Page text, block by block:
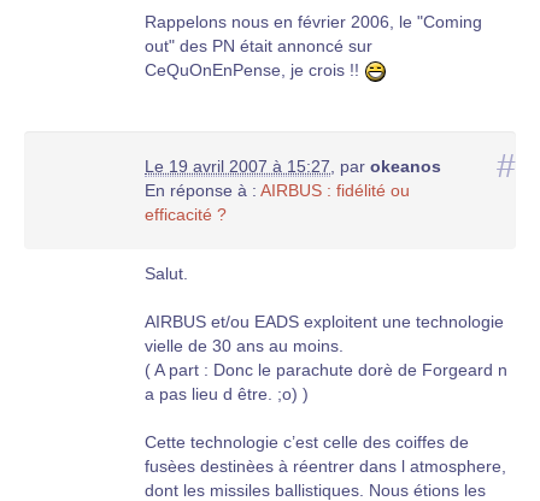
Rappelons nous en février 2006, le "Coming
out" des PN était annoncé sur
CeQuOnEnPense, je crois !!
#
Le 19 avril 2007 à 15:27 par okeanos
En réponse à : AIRBUS : fidélité ou
efficacité ?
Salut.
AIRBUS et/ou EADS exploitent une technologie
vielle de 30 ans au moins.
( A part : Donc le parachute dorè de Forgeard n
a pas lieu d être. ;o) )
Cette technologie c’est celle des coiffes de
fusèes destinèes à réentrer dans l atmosphere,
dont les missiles ballistiques. Nous étions les